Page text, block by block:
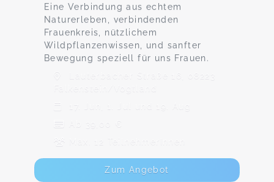
Eine Verbindung aus echtem
Naturerleben, verbindenden
Frauenkreis, nützlichem
Wildpflanzenwissen, und sanfter
Bewegung speziell für uns Frauen.
Lauterbacher Straße 16, 08223
Falkenstein/Vogtland
17. Jun, 1. Jul und 19. Aug
Ab 39,00 €
Max. 12 TeilnehmerInnen
Zum Angebot